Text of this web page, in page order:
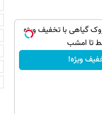
گیاهی با تخفیف ویژه
تا امشب
ویژه!